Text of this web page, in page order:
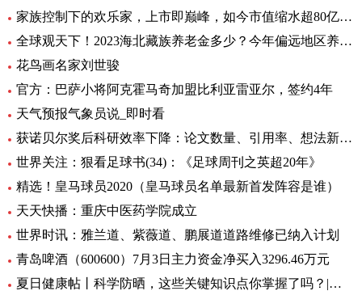
家族控制下的欢乐家，上市即巅峰，如今市值缩水超80亿元|世界今头条
全球观天下！2023海北藏族养老金多少？今年偏远地区养老金如何调整？
花鸟画名家刘世骏
官方：巴萨小将阿克霍马奇加盟比利亚雷亚尔，签约4年
天气预报气象员说_即时看
获诺贝尔奖后科研效率下降：论文数量、引用率、想法新颖程度都下降_世界实时
世界关注：狠看足球书(34)：《足球周刊之英超20年》
精选！皇马球员2020（皇马球员名单最新首发阵容是谁）
天天快播：重庆中医药学院成立
世界时讯：雅兰道、紫薇道、鹏展道道路维修已纳入计划
青岛啤酒（600600）7月3日主力资金净买入3296.46万元
夏日健康帖丨科学防晒，这些关键知识点你掌握了吗？|世界观察